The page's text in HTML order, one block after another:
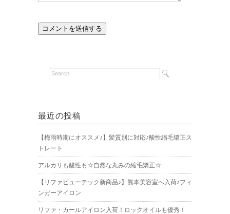
最近の投稿
【梅雨時期にオススメ♪】髪質別に対応♪酸性縮毛矯正ス
トレート
アルカリも酸性も☆自然な丸みの縮毛矯正☆
【リファビューテック新商品♪】熊本美容室へ入荷♪フィ
ンガーアイロン
リファ・カールアイロン入荷！ロックオイルも優秀！